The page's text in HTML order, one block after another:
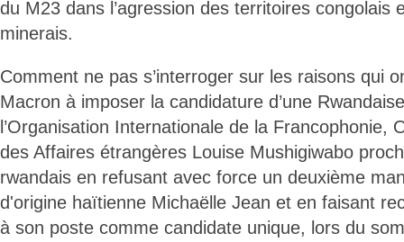
du M23 dans l’agression des territoires congolais
minerais.
Comment ne pas s’interroger sur les raisons qui
Macron à imposer la candidature d’une
l’Organisation Internationale de la Francophonie,
des Affaires étrangères Louise Mushigiwabo
rwandais en refusant avec force un deuxième
d'origine haïtienne Michaëlle Jean et en faisant
à son poste comme candidate unique, lors du